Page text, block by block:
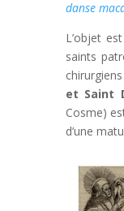
danse
L’objet
saints
et Saint
Cosme)
d’une